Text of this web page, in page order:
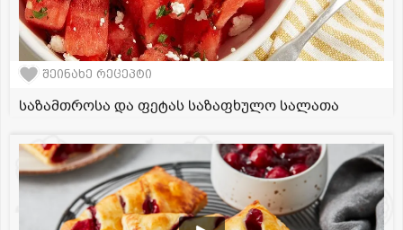
შეინახე რეცეპტი
საზამთროსა და ფეტას საზაფხულო სალათა